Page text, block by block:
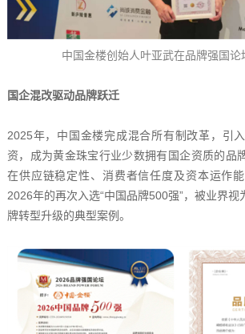
中国金楼创始人叶亚武在品牌强国论
国企混改驱动品牌跃迁
2025年，中国金楼完成混合所有制改革，引
资，成为黄金珠宝行业少数拥有国企资质的品
在供应链稳定性、消费者信任度及资本运作能
2026年的再次入选“中国品牌500强”，被业界视
牌转型升级的典型案例。